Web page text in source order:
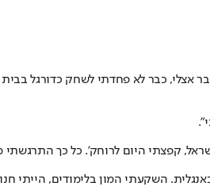
כבר לא פחדתי לשחק כדורגל
קפצתי היום לרוחק'. כל כך התרגשתי
השקעתי המון בלימודים, הייתי